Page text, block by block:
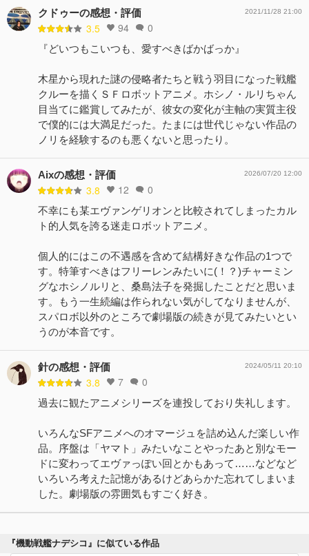
クドゥーの感想・評価
3.5 94 0
2021/11/28 21:00
『どいつもこいつも、愛すべきばかばっか』
木星から現れた謎の侵略者たちと戦う羽目になった戦艦
クルーを描くＳＦロボットアニメ。ホシノ・ルリちゃん
目当てに鑑賞してみたが、彼女の変化が主軸の実質主役
で僕的には大満足だった。たまには世代じゃない作品の
ノリを経験するのも悪くないと思ったり。
Aixの感想・評価
3.8 12 0
2026/07/20 12:00
不幸にも某エヴァンゲリオンと比較されてしまったカル
ト的人気を誇る迷走ロボットアニメ。
個人的にはこの不遇感を含めて結構好きな作品の1つで
す。特筆すべきはフリーレンみたいに(！？)チャーミン
グなホシノルリと、桑島法子を発掘したことだと思いま
す。もう一生続編は作られない気がしてなりませんが、
スパロボ以外のところで劇場版の続きが見てみたいとい
うのが本音です。
針の感想・評価
3.8 7 0
2024/05/11 20:10
過去に観たアニメシリーズを連投しており失礼します。
いろんなSFアニメへのオマージュを詰め込んだ楽しい作
品。序盤は「ヤマト」みたいなことやったあと別なモー
ドに変わってエヴァっぽい回とかもあって……などなど
いろいろ考えた記憶があるけどあらかた忘れてしまいま
した。劇場版の雰囲気もすごく好き。
『機動戦艦ナデシコ』に似ている作品